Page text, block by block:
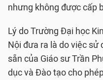
nhưng không được cấp
Lý do Trường Đại học
Nội đưa ra là do việc
sẵn của Giáo sư Trần
dục và Đào tạo cho